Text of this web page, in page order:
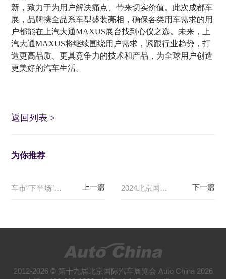
新，致力于为用户解决痛点、带来切实价值。此次成都车
展，品牌携全品系车型盛装亮相，确保各类用车需求的用
户都能在上汽大通MAXUS展台找到心仪之选。未来，上
汽大通MAXUS将继续围绕用户需求，紧跟行业趋势，打
造更高品质、更具竞争力的技术和产品，为全球用户创造
更美好的汽车生活。
返回列表 >
为你推荐
车市“下半场”看成都——2024成都车展看点前瞻 2024北京国际车展明日开幕，迎来首个媒体日
2012-2026 © 第十九届北京国际汽车展览会 Auto China 2026